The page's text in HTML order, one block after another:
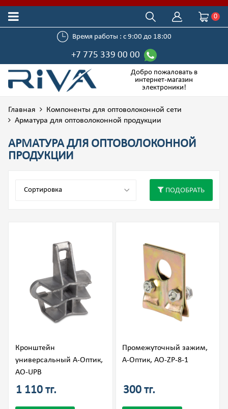
0
Время работы : с 9:00 до 18:00
+7 775 339 00 00
Добро пожаловать в
интернет-магазин
электроники!
Главная
Компоненты для оптоволоконной сети
Арматура для оптоволоконной продукции
АРМАТУРА ДЛЯ ОПТОВОЛОКОННОЙ
ПРОДУКЦИИ
ПОДОБРАТЬ
Кронштейн
универсальный А-Оптик,
АО-UPB
1 110 тг.
Промежуточный зажим,
А-Оптик, АО-ZP-8-1
300 тг.